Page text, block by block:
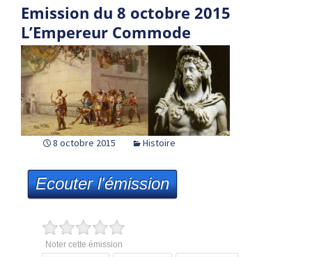
Emission du 8 octobre 2015
L’Empereur Commode
8 octobre 2015 Histoire
Ecouter l'émission
Noter cette émission